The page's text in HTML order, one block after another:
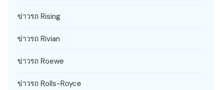
ข่าวรถ Rising
ข่าวรถ Rivian
ข่าวรถ Roewe
ข่าวรถ Rolls-Royce